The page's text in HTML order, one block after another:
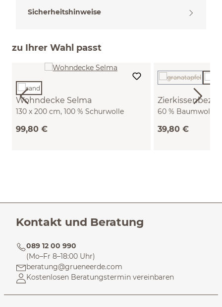
Sicherheitshinweise
zu Ihrer Wahl passt
Wohndecke Selma
130 x 200 cm, 100 % Schurwolle
99,80 €
60 % Baumwolle/
(Diese Option
39,80 €
Kontakt und Beratung
089 12 00 990
(Mo–Fr 8–18:00 Uhr)
beratung@grueneerde.com
Kostenlosen Beratungstermin vereinbaren